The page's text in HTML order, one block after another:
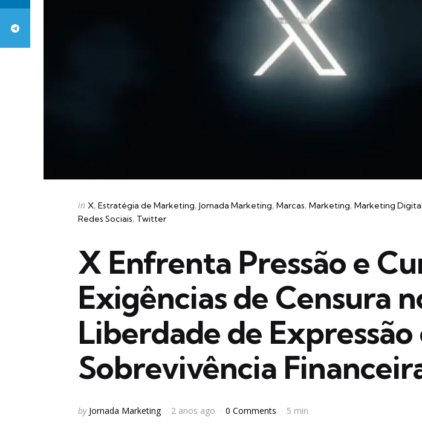
Categories
Posted
in
in X Estratégia de Marketing Jornada Marketing Marcas Marketing Marketing Digital
Redes Sociais Twitter
X Enfrenta Pressão e
Exigências de Censura
Liberdade de Expressão
Sobrevivência
Posted
by Jornada Marketing 2 anos ago 0 Comments 5 min